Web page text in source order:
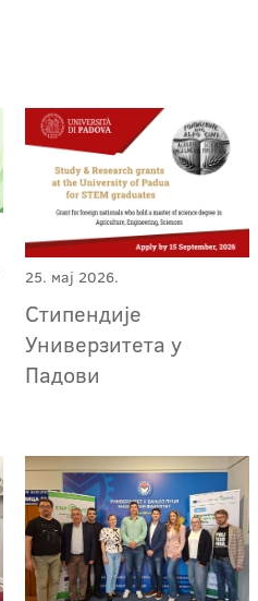
25. мај 2026.
Стипендије
Универзитета у
Падови